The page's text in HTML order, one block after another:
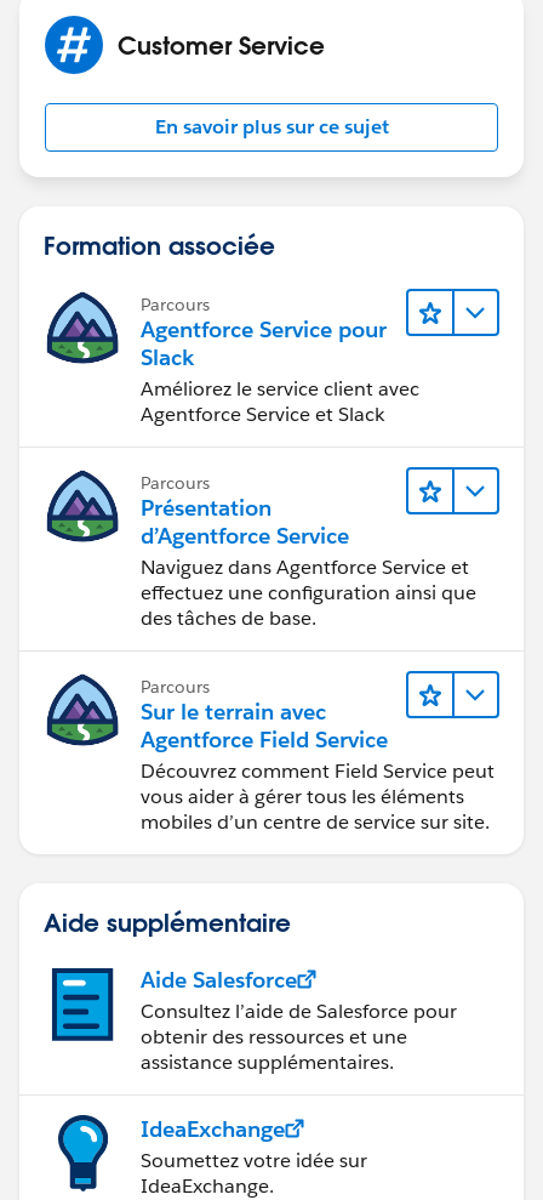
Customer Service
En savoir plus sur ce sujet
Formation associée
Parcours
Agentforce Service pour
Slack
Améliorez le service client avec
Agentforce Service et Slack
Parcours
Présentation
d’Agentforce Service
Naviguez dans Agentforce Service et
effectuez une configuration ainsi que
des tâches de base.
Parcours
Sur le terrain avec
Agentforce Field Service
Découvrez comment Field Service peut
vous aider à gérer tous les éléments
mobiles d’un centre de service sur site.
Aide supplémentaire
Aide Salesforce
Consultez l’aide de Salesforce pour
obtenir des ressources et une
assistance supplémentaires.
IdeaExchange
Soumettez votre idée sur
IdeaExchange.